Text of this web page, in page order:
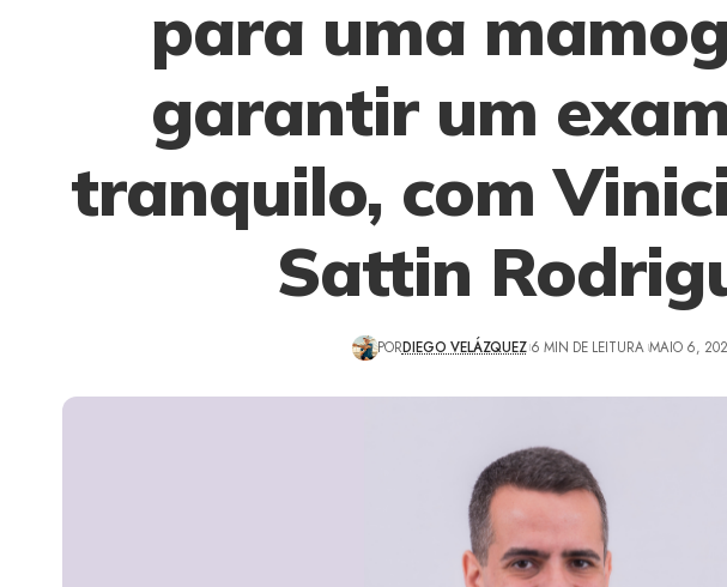
para uma
garantir um
tranquilo, com
Sattin
PORDIEGO VELÁZQUEZ 6 MIN DE LEITURA MAIO 6,